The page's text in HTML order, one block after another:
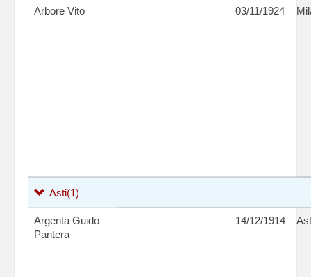
Arbore Vito 03/11/1924
Asti(1)
Argenta Guido
Pantera
14/12/1914